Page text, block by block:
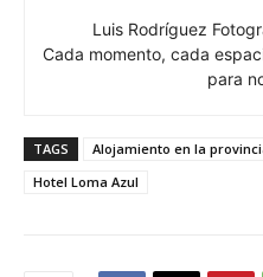
Luis Rodríguez
Cada momento, cada
para
TAGS
Alojamiento en la
Hotel Loma Azul